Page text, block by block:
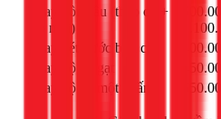
Thay bồn cầu (tháo cũ +
lắp mới)
Thay két nước bồn cầu
Thay bộ xả gạt
Thay bộ xả một nhấn